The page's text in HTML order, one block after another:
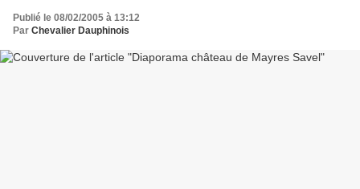
Publié le 08/02/2005 à 13:12
Par Chevalier Dauphinois